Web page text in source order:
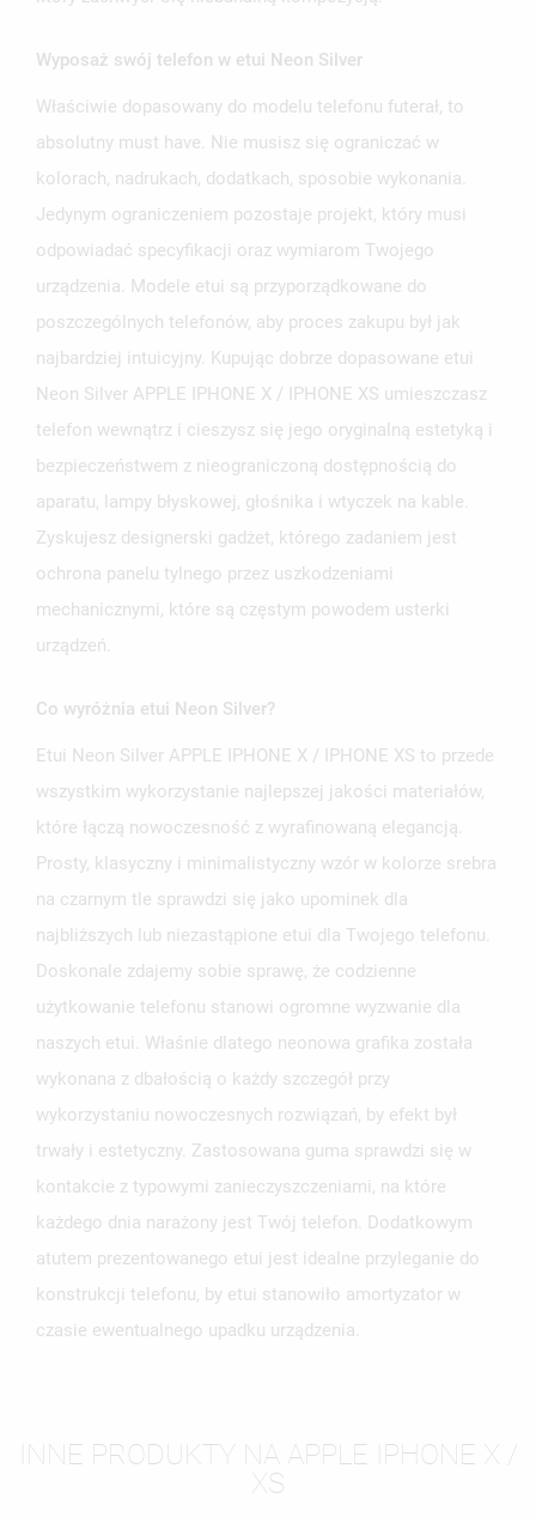
Wyposaż swój telefon w etui Neon Silver
Właściwie dopasowany do modelu telefonu futerał, to
absolutny must have. Nie musisz się ograniczać w
kolorach, nadrukach, dodatkach, sposobie wykonania.
Jedynym ograniczeniem pozostaje projekt, który musi
odpowiadać specyfikacji oraz wymiarom Twojego
urządzenia. Modele etui są przyporządkowane do
poszczególnych telefonów, aby proces zakupu był jak
najbardziej intuicyjny. Kupując dobrze dopasowane etui
Neon Silver APPLE IPHONE X / IPHONE XS umieszczasz
telefon wewnątrz i cieszysz się jego oryginalną estetyką i
bezpieczeństwem z nieograniczoną dostępnością do
aparatu, lampy błyskowej, głośnika i wtyczek na kable.
Zyskujesz designerski gadżet, którego zadaniem jest
ochrona panelu tylnego przez uszkodzeniami
mechanicznymi, które są częstym powodem usterki
urządzeń.
Co wyróżnia etui Neon Silver?
Etui Neon Silver APPLE IPHONE X / IPHONE XS to przede
wszystkim wykorzystanie najlepszej jakości materiałów,
które łączą nowoczesność z wyrafinowaną elegancją.
Prosty, klasyczny i minimalistyczny wzór w kolorze srebra
na czarnym tle sprawdzi się jako upominek dla
najbliższych lub niezastąpione etui dla Twojego telefonu.
Doskonale zdajemy sobie sprawę, że codzienne
użytkowanie telefonu stanowi ogromne wyzwanie dla
naszych etui. Właśnie dlatego neonowa grafika została
wykonana z dbałością o każdy szczegół przy
wykorzystaniu nowoczesnych rozwiązań, by efekt był
trwały i estetyczny. Zastosowana guma sprawdzi się w
kontakcie z typowymi zanieczyszczeniami, na które
każdego dnia narażony jest Twój telefon. Dodatkowym
atutem prezentowanego etui jest idealne przyleganie do
konstrukcji telefonu, by etui stanowiło amortyzator w
czasie ewentualnego upadku urządzenia.
INNE PRODUKTY NA APPLE IPHONE X /
XS
MOJE LISTY ŻYCZEŃ
add_circle_outlineUTWÓRZ NOWĄ LISTĘ
UTWÓRZ LISTĘ ŻYCZEŃ
NAZWA LISTY ŻYCZEŃ
ZALOGUJ SIĘ
MUSISZ BYĆ ZALOGOWANY BY ZAPISAĆ PRODUKTY NA
SWOJEJ LIŚCIE ŻYCZEŃ.
ANULUJ ZALOGUJ SIĘ